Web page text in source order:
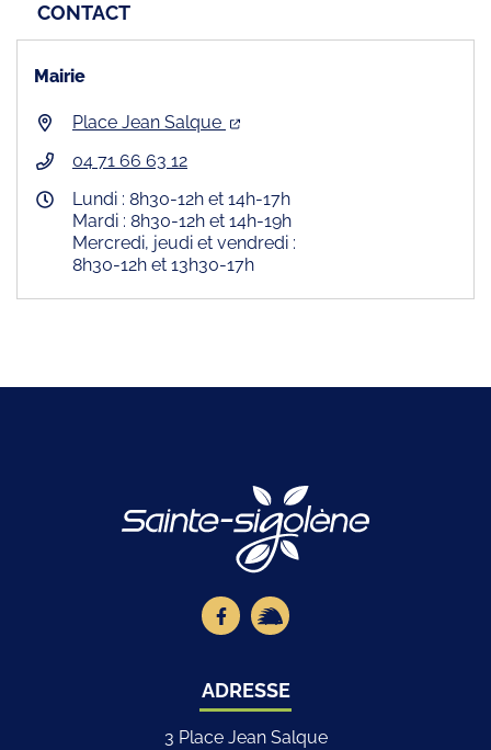
CONTACT
Mairie
Place Jean Salque
04 71 66 63 12
Lundi : 8h30-12h et 14h-17h
Mardi : 8h30-12h et 14h-19h
Mercredi, jeudi et vendredi :
8h30-12h et 13h30-17h
Lien vers le compte Facebook
Lien vers la page illiwap
ADRESSE
3 Place Jean Salque